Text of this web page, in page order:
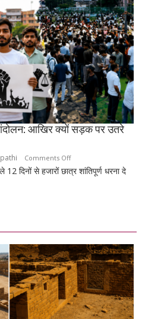
पाण्डेय
‘तेजेश
जी’
को
भावभीनी
श्रद्धांजलि,
बड़ी
संख्या
में
जुटे
प्रबुद्धजन
आखिर क्यों सड़क पर उतरे
Comments Offon
झारखंड
आंदोलन:
आखिर
क्यों
सड़क
पर
उतरे
युवा,
12 दिनों से हजारों छात्र शांतिपूर्ण धरना दे